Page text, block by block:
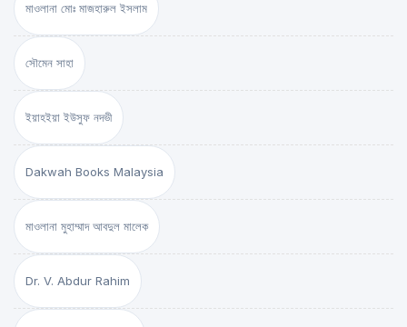
মাওলানা মোঃ মাজহারুল ইসলাম
সৌমেন সাহা
ইয়াহইয়া ইউসুফ নদভী
Dakwah Books Malaysia
মাওলানা মুহাম্মাদ আবদুল মালেক
Dr. V. Abdur Rahim